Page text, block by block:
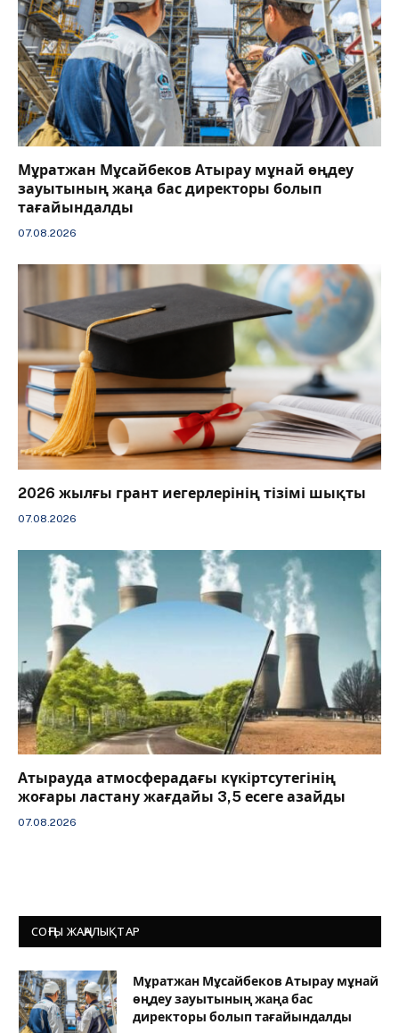
Мұратжан Мұсайбеков Атырау мұнай өңдеу
зауытының жаңа бас директоры болып
тағайындалды
07.08.2026
2026 жылғы грант иегерлерінің тізімі шықты
07.08.2026
Атырауда атмосферадағы күкіртсутегінің
жоғары ластану жағдайы 3,5 есеге азайды
07.08.2026
СОҢҒЫ ЖАҢАЛЫҚТАР
Мұратжан Мұсайбеков Атырау мұнай
өңдеу зауытының жаңа бас
директоры болып тағайындалды